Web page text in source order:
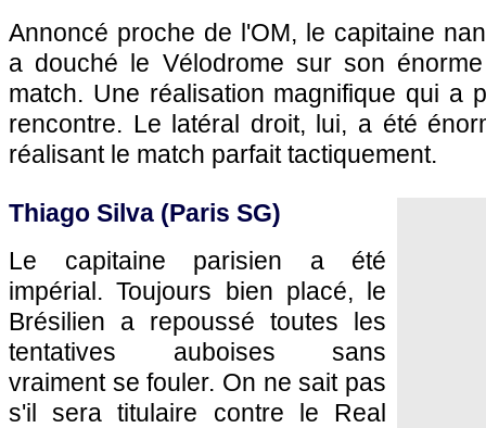
Annoncé proche de l'OM, le capitaine
a douché le Vélodrome sur son
match. Une réalisation magnifique qui a
rencontre. Le latéral droit, lui, a été
réalisant le match parfait tactiquement.
Thiago Silva (Paris SG)
Le capitaine parisien a été
impérial. Toujours bien placé, le
Brésilien a repoussé toutes les
tentatives auboises sans
vraiment se fouler. On ne sait pas
s'il sera titulaire contre le Real